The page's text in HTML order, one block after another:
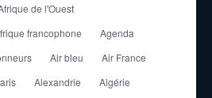
de l'Ouest
francophone
Agenda
Air bleu
Air France
Alexandrie
Algérie